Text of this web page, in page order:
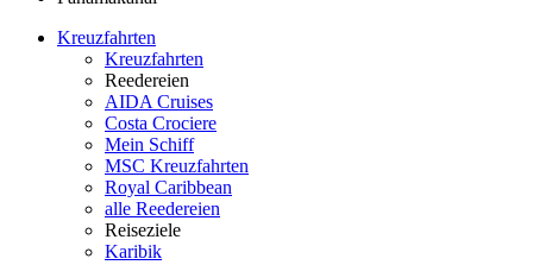
Kreuzfahrten
Kreuzfahrten
Reedereien
AIDA Cruises
Costa Crociere
Mein Schiff
MSC Kreuzfahrten
Royal Caribbean
alle Reedereien
Reiseziele
Karibik